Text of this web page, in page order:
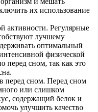
их использование
активности. Регулярные
лучшему
оптимальный
физической
перед сном, так как это
перед сном. Перед сном
или слишком
содержащий белок и
улучшить качество